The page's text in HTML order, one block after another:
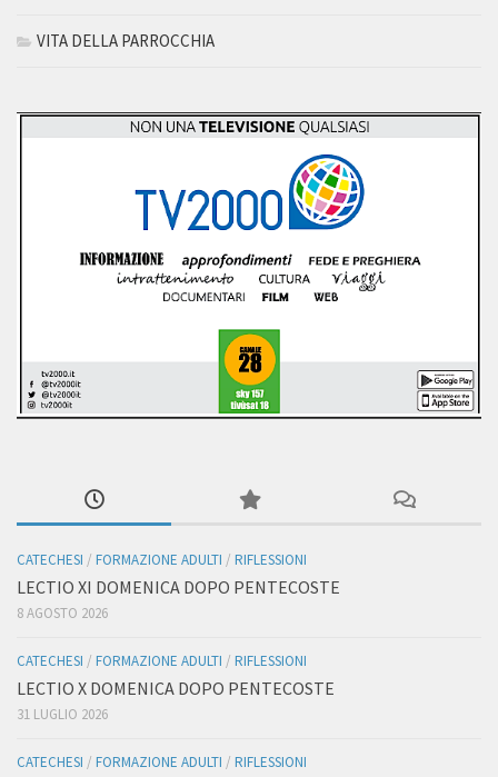
VITA DELLA PARROCCHIA
CATECHESI / FORMAZIONE ADULTI / RIFLESSIONI
LECTIO XI DOMENICA DOPO PENTECOSTE
8 AGOSTO 2026
CATECHESI / FORMAZIONE ADULTI / RIFLESSIONI
LECTIO X DOMENICA DOPO PENTECOSTE
31 LUGLIO 2026
CATECHESI / FORMAZIONE ADULTI / RIFLESSIONI